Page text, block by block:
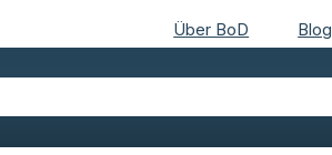
Über BoD Blog